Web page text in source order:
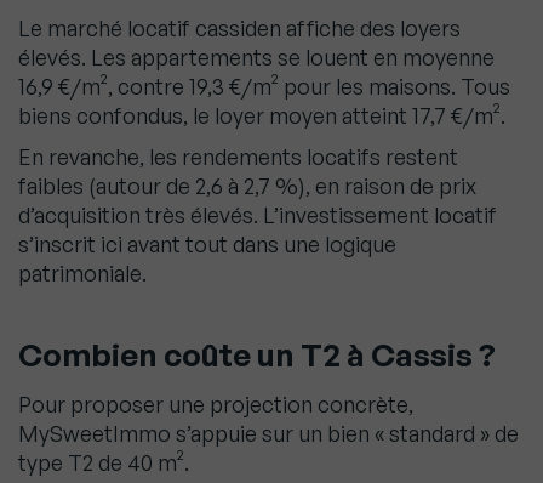
Le marché locatif cassiden affiche des loyers
élevés. Les appartements se louent en moyenne
16,9 €/m², contre 19,3 €/m² pour les maisons. Tous
biens confondus, le loyer moyen atteint 17,7 €/m².
En revanche, les rendements locatifs restent
faibles (autour de 2,6 à 2,7 %), en raison de prix
d’acquisition très élevés. L’investissement locatif
s’inscrit ici avant tout dans une logique
patrimoniale.
Combien coûte un T2 à Cassis ?
Pour proposer une projection concrète,
MySweetImmo s’appuie sur un bien « standard » de
type T2 de 40 m².